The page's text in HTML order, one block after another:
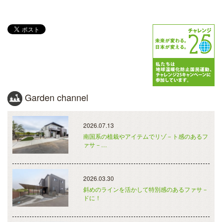
Garden channel
2026.07.13
南国系の植栽やアイテムでリゾ－ト感のあるフ
ァサ－…
2026.03.30
斜めのラインを活かして特別感のあるファサ－
ドに！